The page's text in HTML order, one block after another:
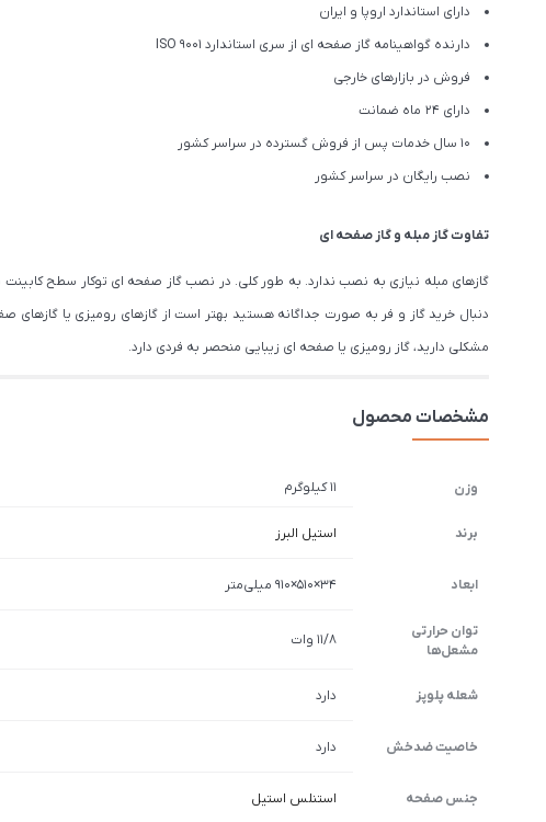
دارای استاندارد اروپا و ایران
دارنده گواهینامه گاز صفحه ای از سری استاندارد ISO 9001
فروش در بازارهای خارجی
دارای 24 ماه ضمانت
10 سال خدمات پس از فروش گسترده در سراسر کشور
نصب رایگان در سراسر کشور
تفاوت گاز مبله و گاز صفحه ای
گازهای مبله نیازی به نصب ندارد. به طور کلی. در نصب گاز صفحه ای توکار سطح کابینت
دنبال خرید گاز و فر به صورت جداگانه هستید بهتر است از گازهای رومیزی یا گازهای
مشکلی دارید، گاز رومیزی یا صفحه ای زیبایی منحصر به فردی دارد.
مشخصات محصول
وزن 11 کیلوگرم
برند استیل البرز
ابعاد 34×510×910 میلی‌متر
توان حرارتی
مشعل‌ها
۱۱/۸ وات
شعله پلوپز دارد
خاصیت ضدخش دارد
جنس صفحه استنلس استیل